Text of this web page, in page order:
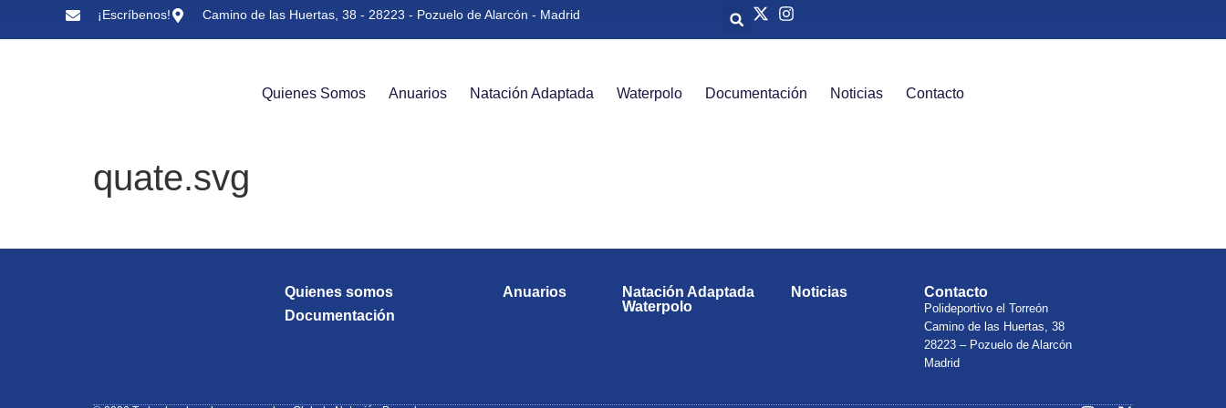
¡Escríbenos! Camino de las Huertas, 38 - 28223 - Pozuelo de Alarcón - Madrid
Quienes Somos Anuarios Natación Adaptada Waterpolo Documentación Noticias Contacto
quate.svg
Quienes somos
Documentación
Anuarios
Natación Adaptada
Waterpolo
Noticias Contacto
Polideportivo el Torreón
Camino de las Huertas, 38
28223 – Pozuelo de Alarcón
Madrid